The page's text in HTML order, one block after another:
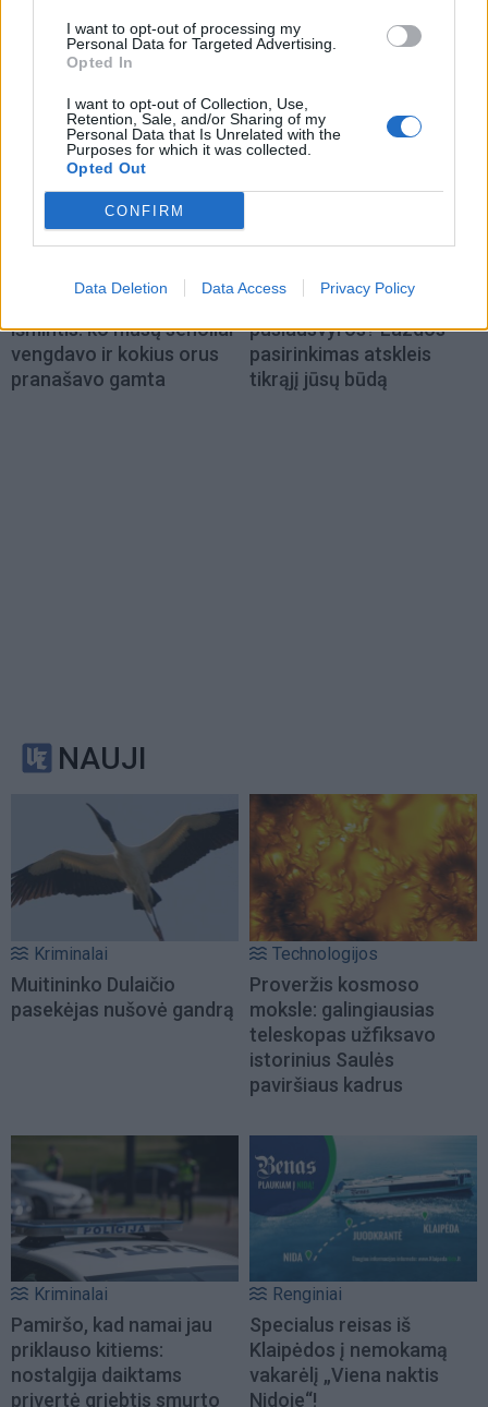
I want to opt-out of processing my
Personal Data for Targeted Advertising.
Opted In
I want to opt-out of Collection, Use,
Retention, Sale, and/or Sharing of my
Personal Data that Is Unrelated with the
Purposes for which it was collected.
Opted Out
CONFIRM
Data Deletion Data Access Privacy Policy
kelionė Klaipėdoje –
elektriniu vandens
perkelkite tris degtukus ir
Rugpjūčio 5-osios liaudies
išmintis: ko mūsų senoliai
vengdavo ir kokius orus
pranašavo gamta
Ar jus lengva išvesti iš
pusiausvyros? Lazdos
pasirinkimas atskleis
tikrąjį jūsų būdą
NAUJI
Kriminalai
Muitininko Dulaičio
pasekėjas nušovė gandrą
Technologijos
Proveržis kosmoso
moksle: galingiausias
teleskopas užfiksavo
istorinius Saulės
paviršiaus kadrus
Kriminalai
Pamiršo, kad namai jau
priklauso kitiems:
nostalgija daiktams
privertė griebtis smurto
Renginiai
Specialus reisas iš
Klaipėdos į nemokamą
vakarėlį „Viena naktis
Nidoje“!